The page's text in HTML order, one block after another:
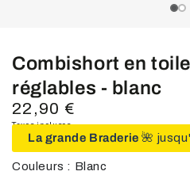
Combishort en
réglables - blanc
Prix
normal
22,90 €
Taxes incluses.
La grande Braderie 🌺
Couleurs : Blanc